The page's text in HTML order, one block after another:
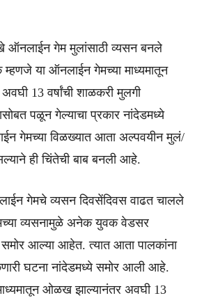
ऑनलाईन गेम मुलांसाठी व्यसन बनले
या ऑनलाईन गेमच्या माध्यमातून
13 वर्षांची शाळकरी मुलगी
पळून गेल्याचा प्रकार नांदेडमध्ये
गेमच्या विळख्यात आता अल्पवयीन मुलं/
ही चिंतेची बाब बनली आहे.
गेमचे व्यसन दिवसेंदिवस वाढत चालले
व्यसनामुळे अनेक युवक वेडसर
समोर आल्या आहेत. त्यात आता पालकांना
घटना नांदेडमध्ये समोर आली आहे.
ओळख झाल्यानंतर अवघी 13